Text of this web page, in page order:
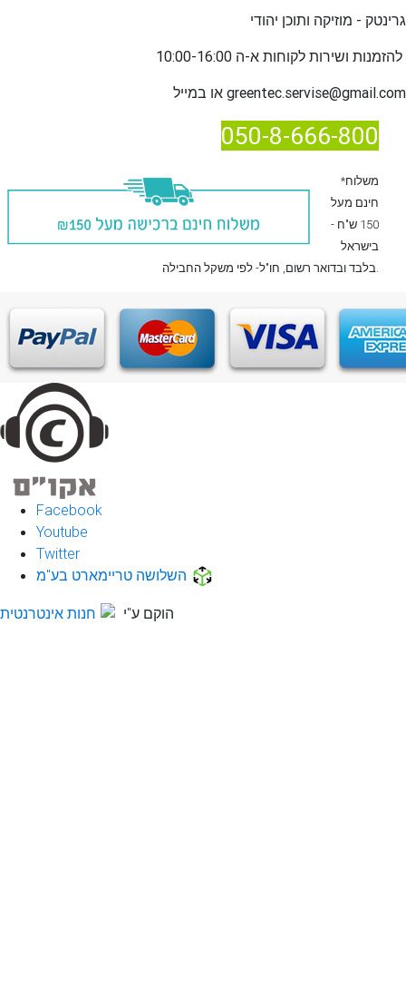
גרינטק - מוזיקה ותוכן יהודי
להזמנות ו
greentec.servise@gmail.com
050-8-666-800
*משלוח
חינם מעל
150 ש"ח -
בישראל
בלבדובדואר רשום , חו"ל- לפי משקל החבילה.
Facebook
Youtube
Twitter
השלושה טריימארט בע"מ
הוקם ע"י חנות אינטרנטית